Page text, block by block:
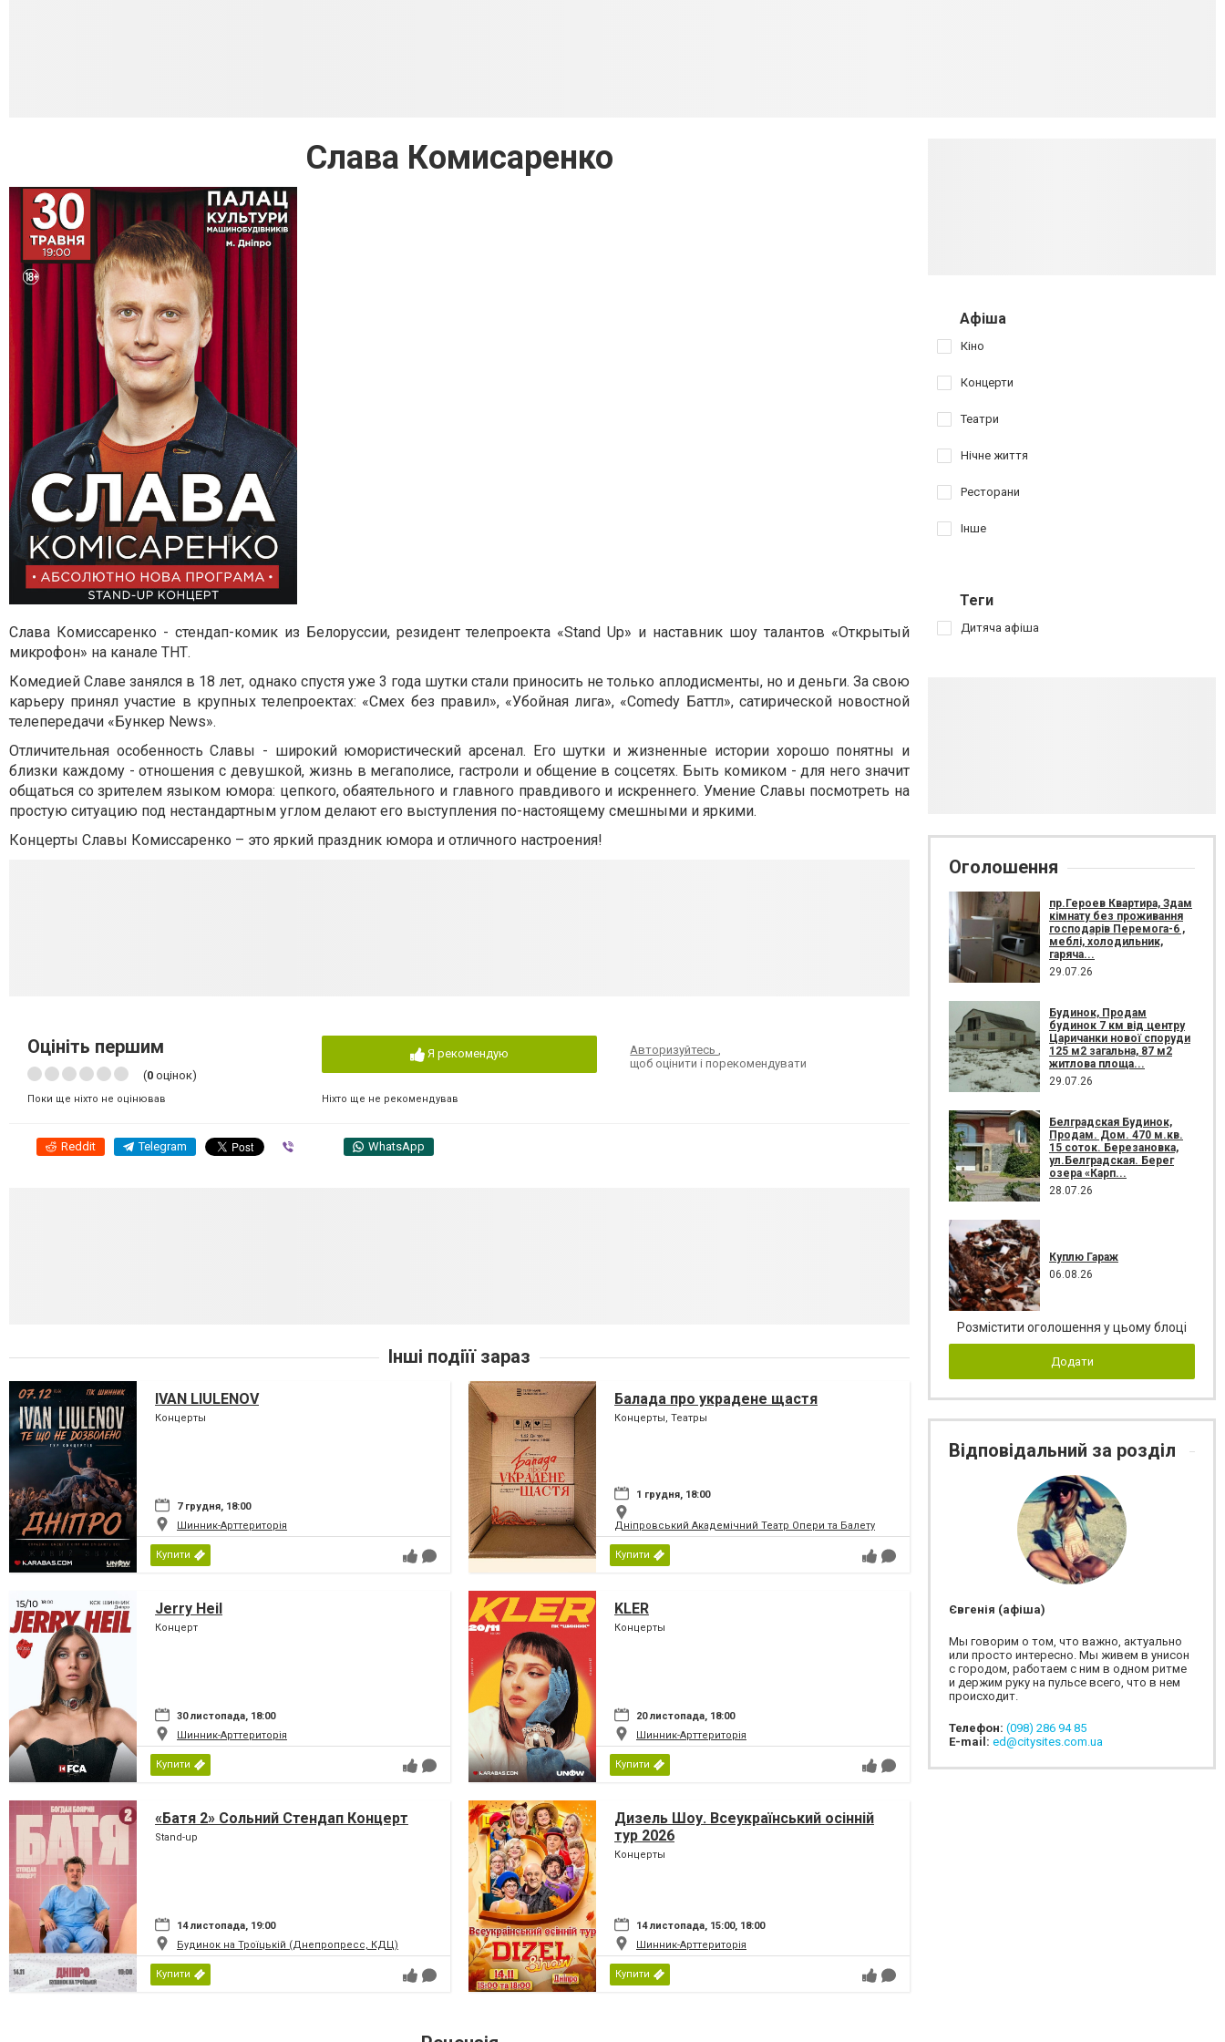
Слава Комисаренко
Слава Комиссаренко - стендап-комик из Белоруссии, резидент телепроекта «Stand Up» и наставник шоу талантов «Открытый
микрофон» на канале ТНТ.
Комедией Славе занялся в 18 лет, однако спустя уже 3 года шутки стали приносить не только аплодисменты, но и деньги. За свою
карьеру принял участие в крупных телепроектах: «Смех без правил», «Убойная лига», «Comedy Баттл», сатирической новостной
телепередачи «Бункер News».
Отличительная особенность Славы - широкий юмористический арсенал. Его шутки и жизненные истории хорошо понятны и
близки каждому - отношения с девушкой, жизнь в мегаполисе, гастроли и общение в соцсетях. Быть комиком - для него значит
общаться со зрителем языком юмора: цепкого, обаятельного и главного правдивого и искреннего. Умение Славы посмотреть на
простую ситуацию под нестандартным углом делают его выступления по-настоящему смешными и яркими.
Концерты Славы Комиссаренко – это яркий праздник юмора и отличного настроения!
Оцініть першим
(0 оцінок)
Поки ще ніхто не оцінював
Я рекомендую
Ніхто ще не рекомендував
Авторизуйтесь
щоб оцінити і порекомендувати
Reddit Telegram WhatsApp
Інші подіїї зараз
IVAN LIULENOV
Концерты
7 грудня, 18:00
Шинник-Арттериторія
Купити
Балада про украдене щастя
Концерты, Театры
1 грудня, 18:00
Дніпровський Академічний Театр Опери та Балету
Купити
Jerry Heil
Концерт
30 листопада, 18:00
Шинник-Арттериторія
Купити
KLER
Концерты
20 листопада, 18:00
Шинник-Арттериторія
Купити
«Батя 2» Сольний Стендап Концерт
Stand-up
14 листопада, 19:00
Будинок на Троїцькій (Днепропресс, КДЦ)
Купити
Дизель Шоу. Всеукраїнський осінній
тур 2026
Концерты
14 листопада, 15:00, 18:00
Шинник-Арттериторія
Купити
Афіша
Кіно
Концерти
Театри
Нічне життя
Ресторани
Інше
Теги
Дитяча афіша
Оголошення
пр.Героев Квартира, Здам
кімнату без проживання
господарів Перемога-6 ,
меблі, холодильник,
гаряча...
29.07.26
Будинок, Продам
будинок 7 км від центру
Царичанки нової споруди
125 м2 загальна, 87 м2
житлова площа...
29.07.26
Белградская Будинок,
Продам. Дом. 470 м.кв.
15 соток. Березановка,
ул.Белградская. Берег
озера «Карп...
28.07.26
Куплю Гараж
06.08.26
Розмістити оголошення у цьому блоці
Додати
Відповідальний за розділ
Євгенія (афіша)
Мы говорим о том, что важно, актуально
или просто интересно. Мы живем в унисон
с городом, работаем с ним в одном ритме
и держим руку на пульсе всего, что в нем
происходит.
Телефон: (098) 286 94 85
E-mail: ed@citysites.com.ua